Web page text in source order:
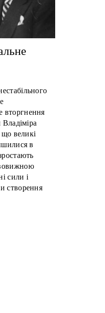
вторгнення
великі
в
сили і
створення